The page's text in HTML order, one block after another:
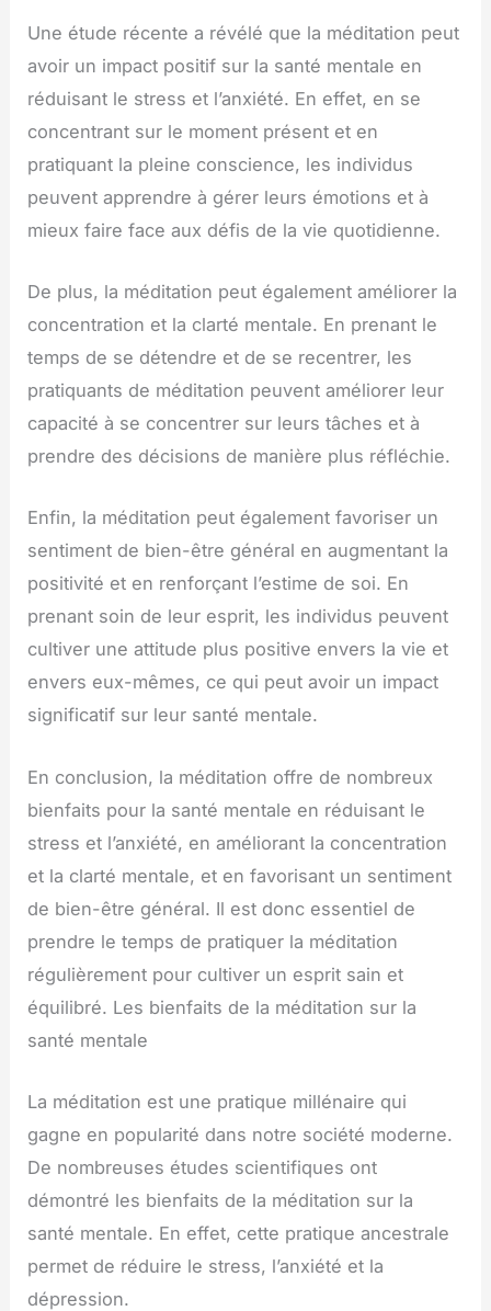
Une étude récente a révélé que la méditation peut
avoir un impact positif sur la santé mentale en
réduisant le stress et l’anxiété. En effet, en se
concentrant sur le moment présent et en
pratiquant la pleine conscience, les individus
peuvent apprendre à gérer leurs émotions et à
mieux faire face aux défis de la vie quotidienne.
De plus, la méditation peut également améliorer la
concentration et la clarté mentale. En prenant le
temps de se détendre et de se recentrer, les
pratiquants de méditation peuvent améliorer leur
capacité à se concentrer sur leurs tâches et à
prendre des décisions de manière plus réfléchie.
Enfin, la méditation peut également favoriser un
sentiment de bien-être général en augmentant la
positivité et en renforçant l’estime de soi. En
prenant soin de leur esprit, les individus peuvent
cultiver une attitude plus positive envers la vie et
envers eux-mêmes, ce qui peut avoir un impact
significatif sur leur santé mentale.
En conclusion, la méditation offre de nombreux
bienfaits pour la santé mentale en réduisant le
stress et l’anxiété, en améliorant la concentration
et la clarté mentale, et en favorisant un sentiment
de bien-être général. Il est donc essentiel de
prendre le temps de pratiquer la méditation
régulièrement pour cultiver un esprit sain et
équilibré. Les bienfaits de la méditation sur la
santé mentale
La méditation est une pratique millénaire qui
gagne en popularité dans notre société moderne.
De nombreuses études scientifiques ont
démontré les bienfaits de la méditation sur la
santé mentale. En effet, cette pratique ancestrale
permet de réduire le stress, l’anxiété et la
dépression.